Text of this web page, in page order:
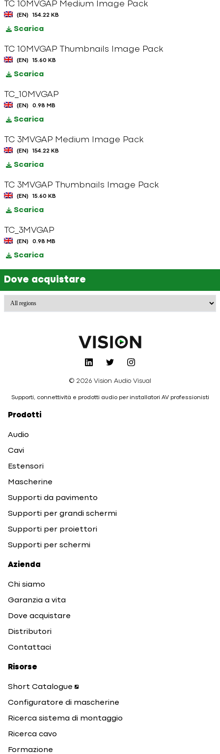
TC 10MVGAP Medium Image Pack
(EN) 154.22 KB
Scarica
TC 10MVGAP Thumbnails Image Pack
(EN) 15.60 KB
Scarica
TC_10MVGAP
(EN) 0.98 MB
Scarica
TC 3MVGAP Medium Image Pack
(EN) 154.22 KB
Scarica
TC 3MVGAP Thumbnails Image Pack
(EN) 15.60 KB
Scarica
TC_3MVGAP
(EN) 0.98 MB
Scarica
Dove acquistare
© 2026 Vision Audio Visual
Supporti, connettività e prodotti audio per installatori AV professionisti
Prodotti
Audio
Cavi
Estensori
Mascherine
Supporti da pavimento
Supporti per grandi schermi
Supporti per proiettori
Supporti per schermi
Azienda
Chi siamo
Garanzia a vita
Dove acquistare
Distributori
Contattaci
Risorse
Short Catalogue
Configuratore di mascherine
Ricerca sistema di montaggio
Ricerca cavo
Formazione